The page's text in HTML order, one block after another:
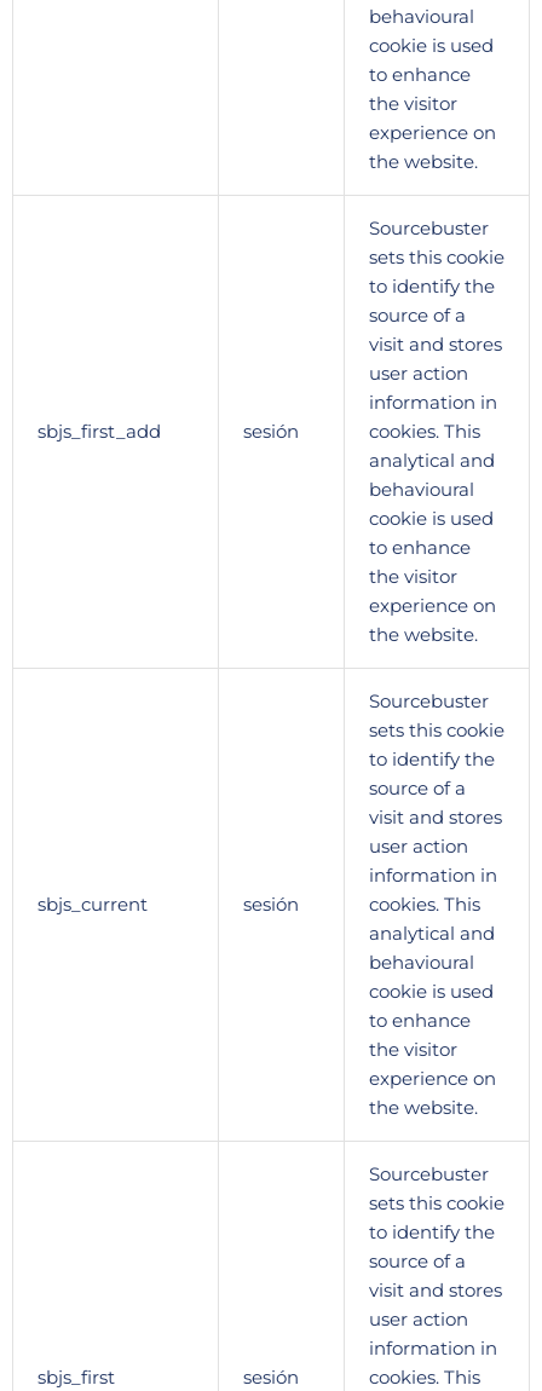
behavioural
cookie is used
to enhance
the visitor
experience on
the website.
sbjs_first_add sesión
Sourcebuster
sets this cookie
to identify the
source of a
visit and stores
user action
information in
cookies. This
analytical and
behavioural
cookie is used
to enhance
the visitor
experience on
the website.
sbjs_current sesión
Sourcebuster
sets this cookie
to identify the
source of a
visit and stores
user action
information in
cookies. This
analytical and
behavioural
cookie is used
to enhance
the visitor
experience on
the website.
sbjs_first sesión
Sourcebuster
sets this cookie
to identify the
source of a
visit and stores
user action
information in
cookies. This